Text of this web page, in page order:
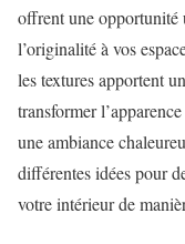
offrent une opportunité
l’originalité à vos
les textures apportent
transformer
une ambiance
différentes idées pour
votre intérieur de